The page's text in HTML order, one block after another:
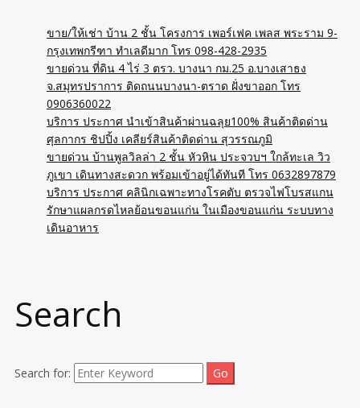
ขาย/ให้เช่า บ้าน 2 ชั้น โครงการ เพอร์เฟค เพลส พระราม 9-
กรุงเทพกรีฑา ทำเลดีมาก โทร 098-428-2935
ขายด่วน ที่ดิน 4 ไร่ 3 ตรว. บางนา กม.25 อ.บางเสาธง
จ.สมุทรปราการ ติดถนนบางนา-ตราด ฝั่งขาออก โทร
0906360022
บริการ ประกาศ นำเข้าสินค้าผ่านฉลุย100% สินค้าติดด่าน
ศุลกากร ชิปปิ้ง เคลียร์สินค้าติดด่าน สุวรรณภูมิ
ขายด่วน บ้านพูลวิลล่า 2 ชั้น หัวหิน ประจวบฯ ใกล้ทะเล วิว
ภูเขา เดินทางสะดวก พร้อมเข้าอยู่ได้ทันที โทร 0632897879
บริการ ประกาศ คลินิกเฉพาะทางโรคตับ ตรวจไฟโบรสแกน
รักษาแผลกรดไหลย้อนขอนแก่น ในเมืองขอนแก่น ระบบทาง
เดินอาหาร
Search
Search for: